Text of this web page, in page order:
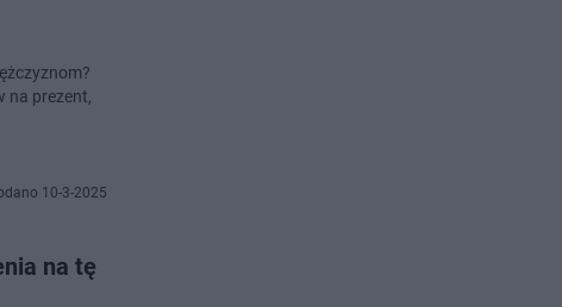
na prezent,
10-3-2025
na tę